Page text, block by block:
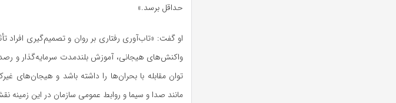
حداقل برسد.»
او گفت: «تاب‌آوری رفتاری بر روان و تصمیم‌گیری افراد
واکنش‌های هیجانی، آموزش بلندمدت سرمایه‌گذار و
توان مقابله با بحران‌ها را داشته باشد و هیجان‌های
مانند صدا و سیما و روابط عمومی سازمان در این زمینه